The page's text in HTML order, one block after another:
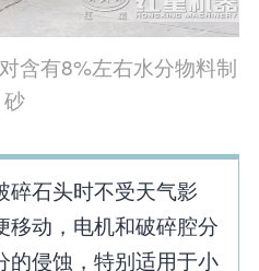
含有8%左右水分物料制
砂
碎石头时不受天气影
移动，电机和破碎腔分
的侵蚀，特别适用于小